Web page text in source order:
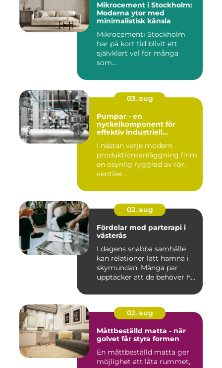
Mikrocement i Stockholm:
Moderna ytor med
minimalistisk känsla
Mikrocementi Stockholm
har på kort tid blivit ett
självklart val för många
som...
03. aug
Pumpar - en
nyckelkomponent för
effektiv industriell
I nästan varje modern
produktionsanläggning finns
en osynlig ryggrad av rör,
ventiler...
02. aug
Fördelar med parterapi i
västerås
I dagens snabba samhälle
kan relationer lätt hamna i
skymundan. Många par
upptäcker att de behöver h...
02. aug
Måttbeställd matta - när
golvet får styra formen
En måttbeställd matta ger
möjlighet att låta rummet,